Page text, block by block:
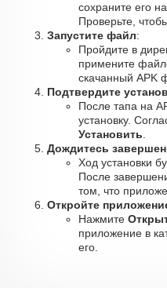
сохраните его
Проверьте,
Запустите файл:
Пройдите в
примените
скачанный APK
Подтвердите
После тапа на
установку.
Установить
Дождитесь
Ход установки
После
том, что
Откройте
Нажмите
приложение в
его.